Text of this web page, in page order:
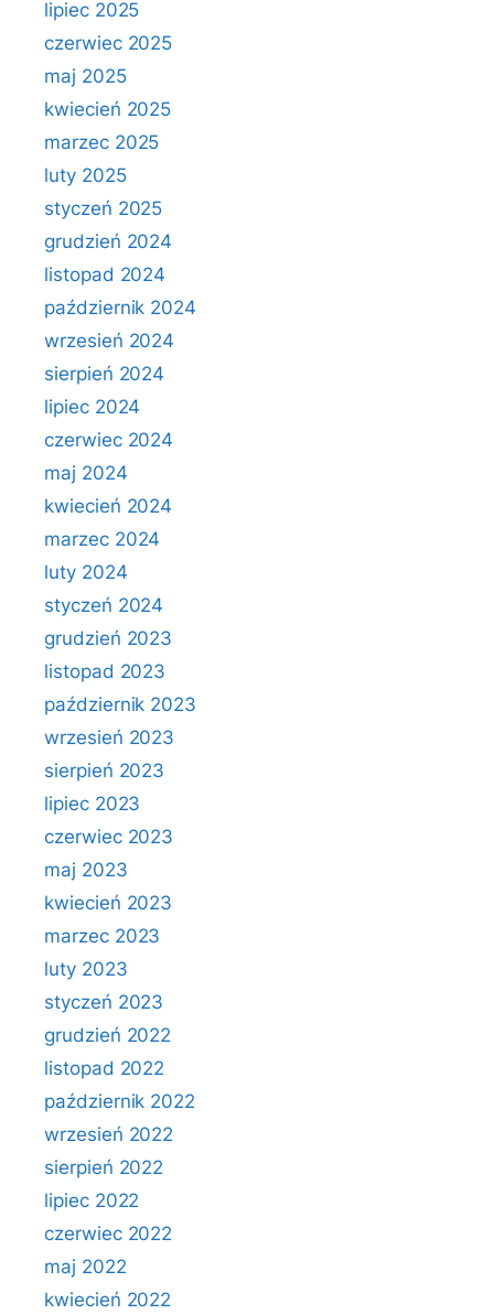
lipiec 2025
czerwiec 2025
maj 2025
kwiecień 2025
marzec 2025
luty 2025
styczeń 2025
grudzień 2024
listopad 2024
październik 2024
wrzesień 2024
sierpień 2024
lipiec 2024
czerwiec 2024
maj 2024
kwiecień 2024
marzec 2024
luty 2024
styczeń 2024
grudzień 2023
listopad 2023
październik 2023
wrzesień 2023
sierpień 2023
lipiec 2023
czerwiec 2023
maj 2023
kwiecień 2023
marzec 2023
luty 2023
styczeń 2023
grudzień 2022
listopad 2022
październik 2022
wrzesień 2022
sierpień 2022
lipiec 2022
czerwiec 2022
maj 2022
kwiecień 2022